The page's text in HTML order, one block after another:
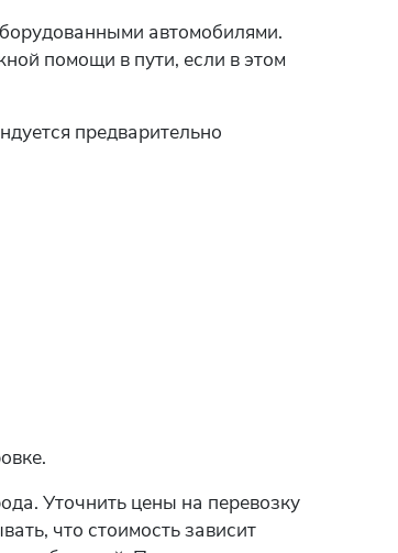
автомобилями.
помощи в пути, если в этом
предварительно
Уточнить цены на перевозку
что стоимость зависит